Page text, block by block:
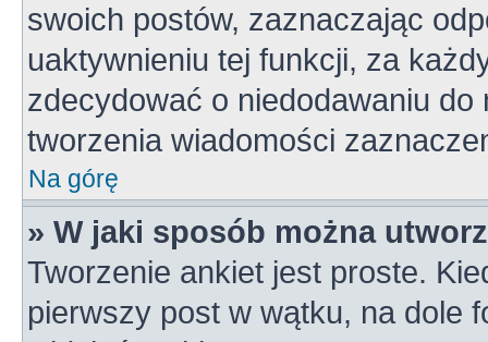
swoich postów, zaznaczając
uaktywnieniu tej funkcji, za
zdecydować o niedodawaniu
tworzenia wiadomości
Na górę
» W jaki sposób można
Tworzenie ankiet jest proste.
pierwszy post w wątku, na dole